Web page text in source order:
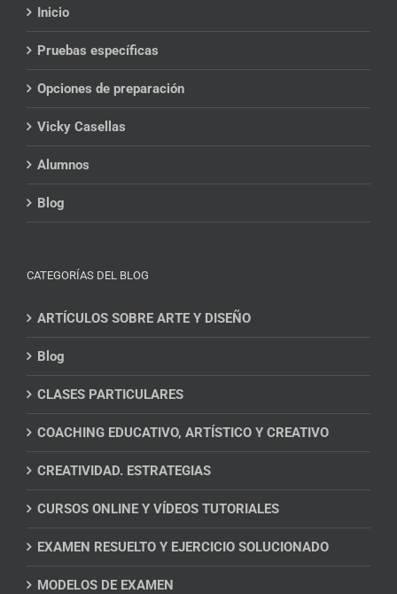
Inicio
Pruebas específicas
Opciones de preparación
Vicky Casellas
Alumnos
Blog
CATEGORÍAS DEL BLOG
ARTÍCULOS SOBRE ARTE Y DISEÑO
Blog
CLASES PARTICULARES
COACHING EDUCATIVO, ARTÍSTICO Y CREATIVO
CREATIVIDAD. ESTRATEGIAS
CURSOS ONLINE Y VÍDEOS TUTORIALES
EXAMEN RESUELTO Y EJERCICIO SOLUCIONADO
MODELOS DE EXAMEN